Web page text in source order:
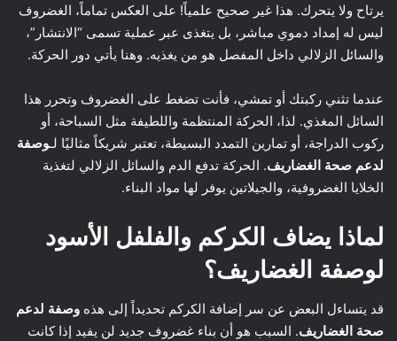
يرتاح ولا يتحرك. هذا غير صحيح علمياً! على العكس تماماً، الغضروف
ليس له إمداد دموي مباشر، بل يتغذى عبر عملية تسمى “الانتشار”،
والسائل الزلالي داخل المفصل هو من يغذيه. وهنا يأتي دور الحركة.
عندما تثني ركبتك أو تمشي، فأنت تضغط على الغضروف وتحرر هذا
السائل المغذي. لذا، الحركة المنتظمة واللطيفة مثل السباحة، أو
ركوب الدراجة، أو تمارين التمدد البسيطة، تعتبر شريكاً مثاليًا لـوصفة
لدعم صحة الغضاريف. الحركة تدفع الدم والسائل الزلالي لتغذية
الخلايا الغضروفية، والجيلاتين يوفر لها مواد البناء.
لماذا يضاف الكركم والفلفل الأسود
لوصفة الغضاريف؟
قد يتساءل البعض عن سر إضافة الكركم تحديداً إلى هذه وصفة لدعم
صحة الغضاريف. السبب هو أن بناء غضروف جديد لن يفيد إذا كانت